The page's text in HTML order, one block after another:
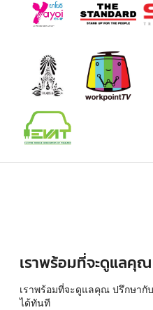
เราพร้อมที่จะดูแลคุณ
เราพร้อมที่จะดูแลคุณ ปรึกษากั
ได้ทันที